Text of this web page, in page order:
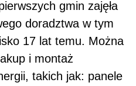
gmin zajęła
doradztwa w tym
17 lat temu. Można
i montaż
takich jak: panele